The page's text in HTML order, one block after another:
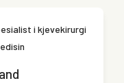
i kjevekirurgi